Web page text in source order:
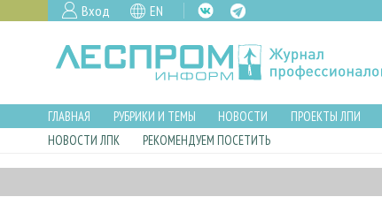
Вход EN
ГЛАВНАЯ РУБРИКИ И ТЕМЫ НОВОСТИ ПРОЕКТЫ ЛПИ
НОВОСТИ ЛПК
РЕКОМЕНДУЕМ ПОСЕТИТЬ